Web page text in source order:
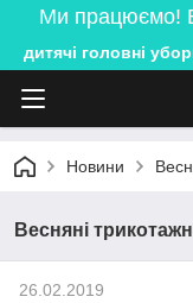
Ми працюємо!
дитячі головні
Новини
Весняні
26.02.2019